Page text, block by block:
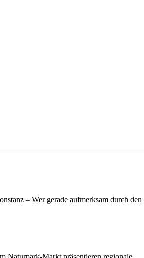
– Wer gerade aufmerksam durch